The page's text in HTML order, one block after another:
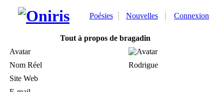
Poésies Nouvelles Connexion
Tout à propos de bragadin
Avatar
Nom Réel
Rodrigue
Site Web